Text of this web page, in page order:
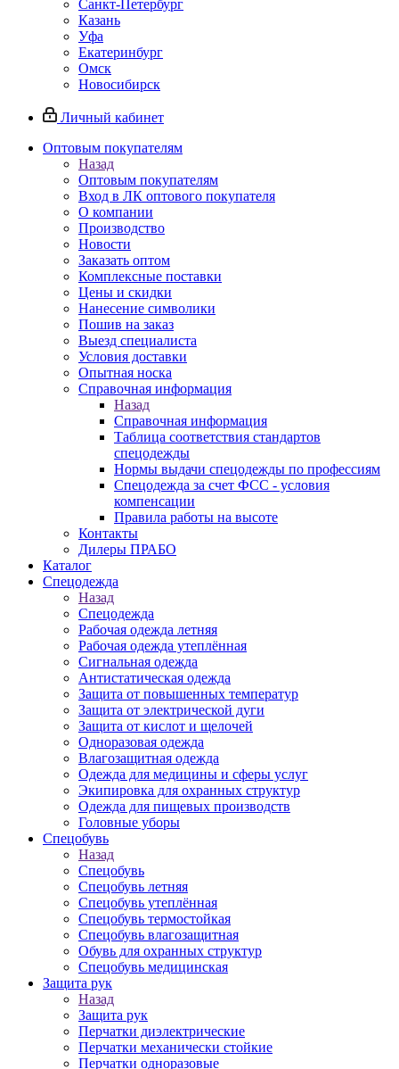
Санкт-Петербург
Казань
Уфа
Екатеринбург
Омск
Новосибирск
Личный кабинет
Оптовым покупателям
Назад
Оптовым покупателям
Вход в ЛК оптового покупателя
О компании
Производство
Новости
Заказать оптом
Комплексные поставки
Цены и скидки
Нанесение символики
Пошив на заказ
Выезд специалиста
Условия доставки
Опытная носка
Справочная информация
Назад
Справочная информация
Таблица соответствия стандартов
спецодежды
Нормы выдачи спецодежды по профессиям
Спецодежда за счет ФСС - условия
компенсации
Правила работы на высоте
Контакты
Дилеры ПРАБО
Каталог
Спецодежда
Назад
Спецодежда
Рабочая одежда летняя
Рабочая одежда утеплённая
Сигнальная одежда
Антистатическая одежда
Защита от повышенных температур
Защита от электрической дуги
Защита от кислот и щелочей
Одноразовая одежда
Влагозащитная одежда
Одежда для медицины и сферы услуг
Экипировка для охранных структур
Одежда для пищевых производств
Головные уборы
Спецобувь
Назад
Спецобувь
Спецобувь летняя
Спецобувь утеплённая
Спецобувь термостойкая
Спецобувь влагозащитная
Обувь для охранных структур
Спецобувь медицинская
Защита рук
Назад
Защита рук
Перчатки диэлектрические
Перчатки механически стойкие
Перчатки одноразовые